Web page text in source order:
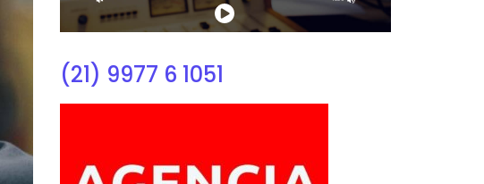
(21) 9977 6 1051